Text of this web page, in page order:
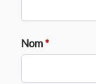
Nom*